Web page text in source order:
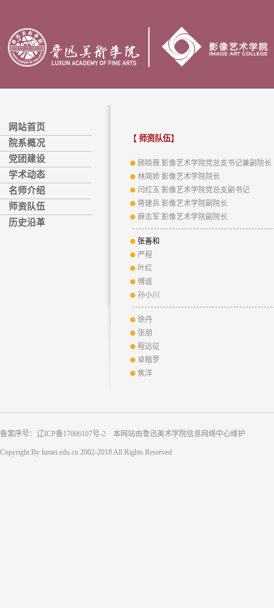
网站首页
院系概况
党团建设
学术动态
名师介绍
师资队伍
历史沿革
【 师资队伍】
顾晓薇 影像艺术学院党总支书记兼副院长
林简娇 影像艺术学院院长
闫红玉 影像艺术学院党总支副书记
蒋建兵 影像艺术学院副院长
薛志军 影像艺术学院副院长
张善和
严程
叶红
傅遥
孙小川
徐丹
张朋
程远征
卓楷罗
焦洋
备案序号：辽ICP备17006107号-2 本网站由鲁迅美术学院信息网络中心维护
Copyright By lumei.edu.cn 2002-2018 All Rights Reserved